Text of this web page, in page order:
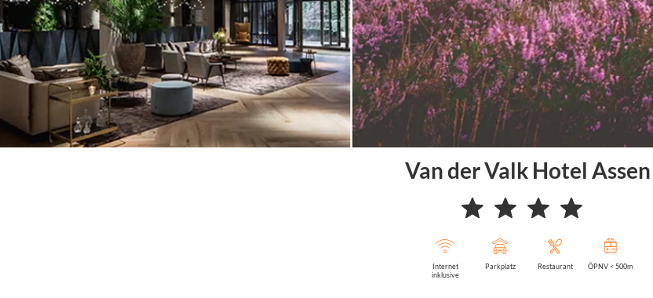
Van der Valk Hotel Assen
Internet
inklusive
Parkplatz Restaurant ÖPNV < 500m